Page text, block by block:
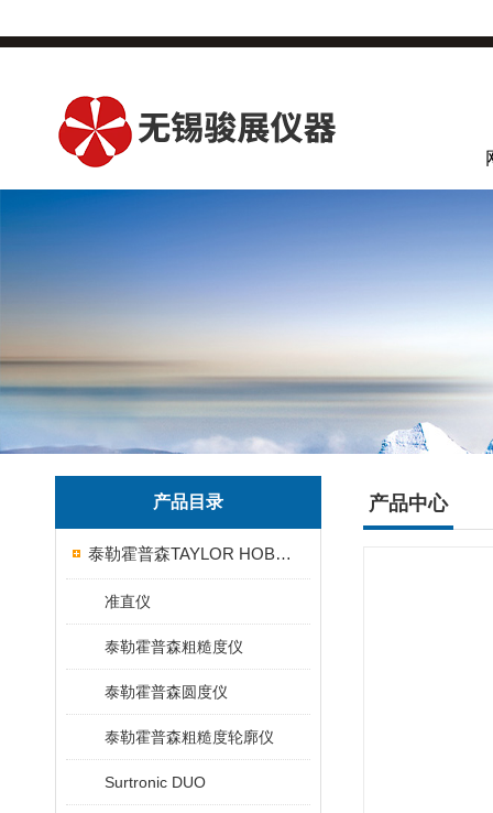
产品目录
泰勒霍普森TAYLOR HOBSON粗糙度仪
准直仪
泰勒霍普森粗糙度仪
泰勒霍普森圆度仪
泰勒霍普森粗糙度轮廓仪
Surtronic DUO
产品中心